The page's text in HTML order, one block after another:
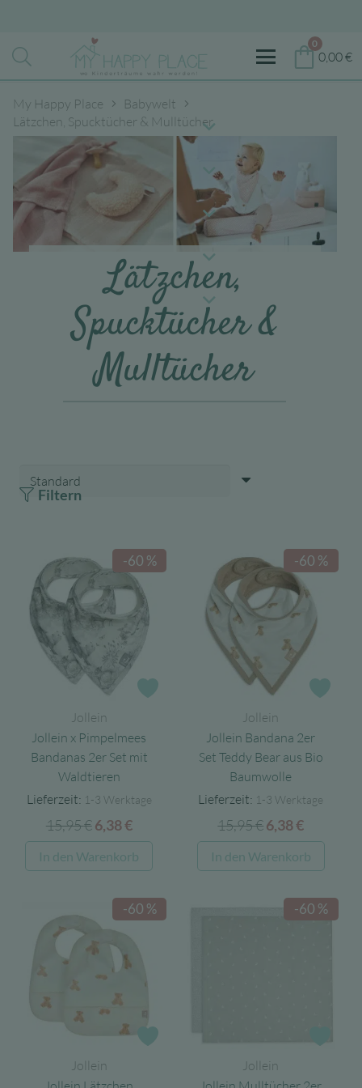
0
0,00€
My Happy Place
Babywelt
Lätzchen, Spucktücher & Mulltücher
Lätzchen,
Spucktücher &
Mulltücher
Filtern
-60 %
Jollein
Jollein x Pimpelmees
Bandanas 2er Set mit
Waldtieren
Lieferzeit: 1-3 Werktage
15,95€ Ursprünglicher
Preis
war:
6,38€Aktueller
Preis
ist:
In den Warenkorb
-60 %
Jollein
Jollein Bandana 2er
Set Teddy Bear aus Bio
Baumwolle
Lieferzeit: 1-3 Werktage
15,95€Ursprünglicher
Preis
war:
6,38€
Preis
ist:
In den Warenkorb
-60 %
Jollein
-60 %
Jollein